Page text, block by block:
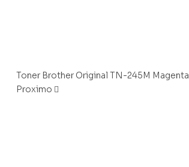
Toner Brother Original TN-245M Magenta
Proximo